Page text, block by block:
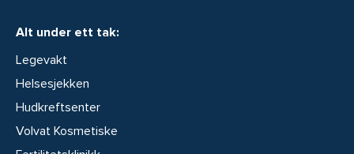
Alt under ett tak:
Legevakt
Helsesjekken
Hudkreftsenter
Volvat Kosmetiske